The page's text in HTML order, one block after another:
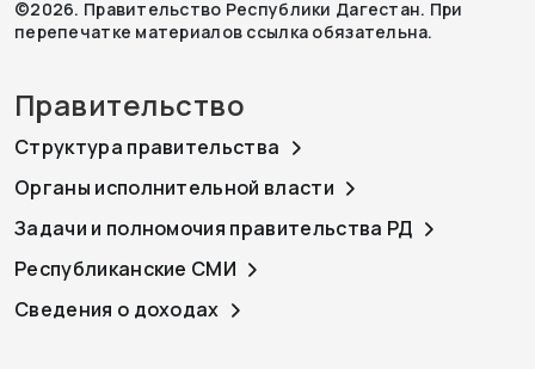
©2026. Правительство Республики Дагестан. При
перепечатке материалов ссылка обязательна.
Правительство
Структура правительства
Органы исполнительной власти
Задачи и полномочия правительства РД
Республиканские СМИ
Сведения о доходах